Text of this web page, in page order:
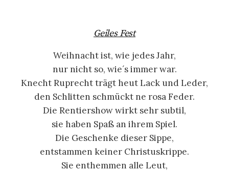
Geiles Fest
Weihnacht ist, wie jedes Jahr,
nur nicht so, wie´s immer war.
Knecht Ruprecht trägt heut Lack und Leder,
den Schlitten schmückt ne rosa Feder.
Die Rentiershow wirkt sehr subtil,
sie haben Spaß an ihrem Spiel.
Die Geschenke dieser Sippe,
entstammen keiner Christuskrippe.
Sie enthemmen alle Leut,